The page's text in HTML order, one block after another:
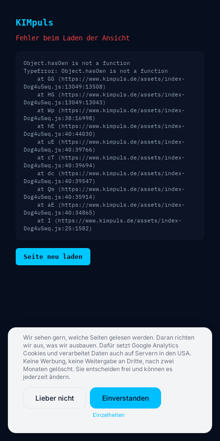
KIMpuls
Fehler beim Laden der Ansicht
Object.hasOwn is not a function
TypeError: Object.hasOwn is not a function
Dog4u5wq.js:13049:13508)
Dog4u5wq.js:13049:13043)
Dog4u5wq.js:38:16998)
Dog4u5wq.js:40:44030)
Dog4u5wq.js:40:39766)
Dog4u5wq.js:40:39694)
Dog4u5wq.js:40:39547)
Dog4u5wq.js:40:35914)
Dog4u5wq.js:40:34865)
Dog4u5wq.js:25:1582)
Seite neu laden
Wir sehen gern, welche Seiten gelesen werden. Daran richten
wir aus, was wir ausbauen. Dafür setzt Google Analytics
Cookies und verarbeitet Daten auch auf Servern in den USA.
Keine Werbung, keine Weitergabe an Dritte, nach zwei
Monaten gelöscht. Sie entscheiden frei und können es
jederzeit ändern.
Einzelheiten
Lieber nicht Einverstanden